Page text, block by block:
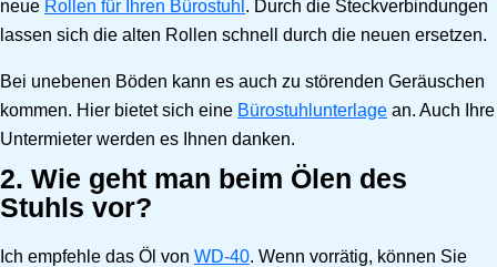
neue Rollen für Ihren Bürostuhl. Durch die Steckverbindungen
lassen sich die alten Rollen schnell durch die neuen ersetzen.
Bei unebenen Böden kann es auch zu störenden Geräuschen
kommen. Hier bietet sich eine Bürostuhlunterlage an. Auch Ihre
Untermieter werden es Ihnen danken.
2. Wie geht man beim Ölen des
Stuhls vor?
Ich empfehle das Öl von WD-40 . Wenn vorrätig, können Sie